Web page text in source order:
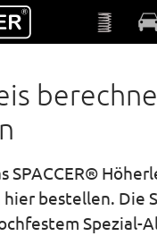
SPACCER®
bestellen. Die
Spezial-